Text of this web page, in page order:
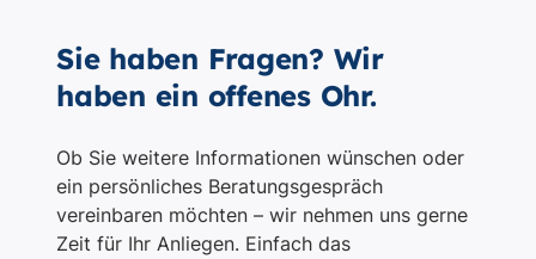
Sie haben Fragen? Wir
haben ein offenes Ohr.
Ob Sie weitere Informationen wünschen oder
ein persönliches Beratungsgespräch
vereinbaren möchten – wir nehmen uns gerne
Zeit für Ihr Anliegen. Einfach das